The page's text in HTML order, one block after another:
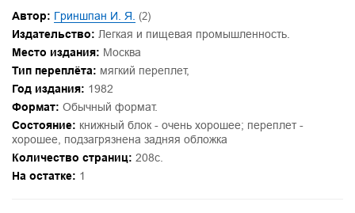
Автор: Гриншпан И. Я. (2)
Издательство: Легкая и пищевая промышленность.
Место издания: Москва
Тип переплёта: мягкий переплет,
Год издания: 1982
Формат: Обычный формат.
Состояние: книжный блок - очень хорошее; переплет -
хорошее, подзагрязнена задняя обложка
Количество страниц: 208с.
На остатке: 1